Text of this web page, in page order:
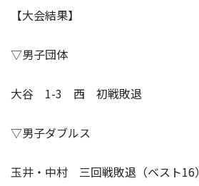
【大会結果】
▽男子団体
大谷 1-3 西 初戦敗退
▽男子ダブルス
玉井・中村 三回戦敗退（ベスト16）